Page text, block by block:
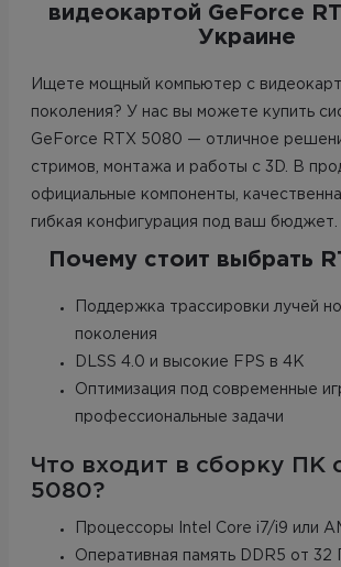
видеокартой GeForce
Украине
Ищете мощный компьютер с
поколения? У нас вы можете купить
GeForce RTX 5080 — отличное
стримов, монтажа и работы с 3D. В
официальные компоненты,
гибкая конфигурация под ваш бюджет.
Почему стоит выбрать
Поддержка трассировки лучей
поколения
DLSS 4.0 и высокие FPS в 4K
Оптимизация под современные
профессиональные задачи
Что входит в сборку ПК
5080?
Процессоры Intel Core i7/i9 или
Оперативная память DDR5 от 32